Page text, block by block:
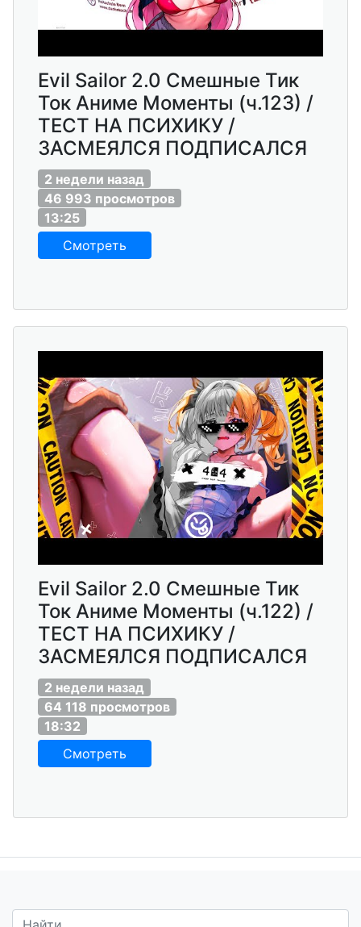
Еvil Sailor 2.0 Смешные Тик
Ток Аниме Моменты (ч.123) /
ТЕСТ НА ПСИХИКУ /
ЗАСМЕЯЛСЯ ПОДПИСАЛСЯ
2 недели назад
46 993 просмотров
13:25
Смотреть
Еvil Sailor 2.0 Смешные Тик
Ток Аниме Моменты (ч.122) /
ТЕСТ НА ПСИХИКУ /
ЗАСМЕЯЛСЯ ПОДПИСАЛСЯ
2 недели назад
64 118 просмотров
18:32
Смотреть